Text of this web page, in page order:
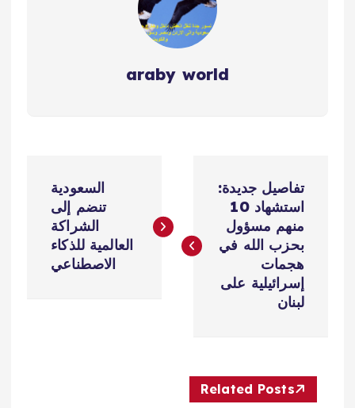
araby world
ص
تفاصيل جديدة:
استشهاد 10
منهم مسؤول
بحزب الله في
هجمات
إسرائيلية على
لبنان
السعودية
تنضم إلى
الشراكة
العالمية للذكاء
الاصطناعي
Related Posts